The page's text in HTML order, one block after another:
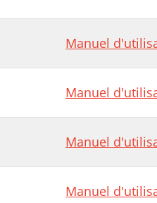
Manuel
Manuel
Manuel
Manuel